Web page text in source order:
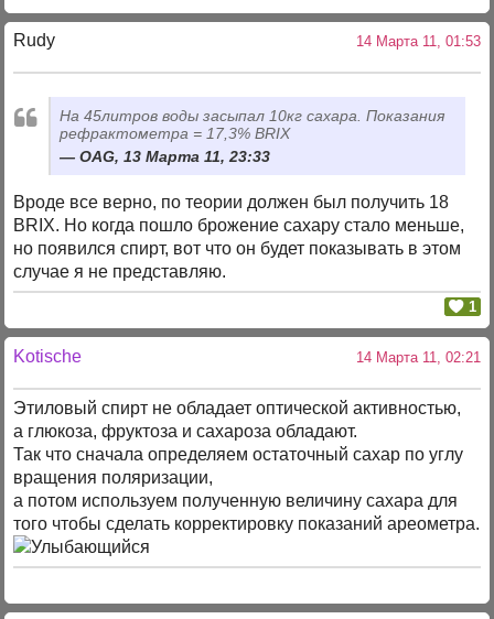
Rudy 14 Марта 11, 01:53
На 45литров воды засыпал 10кг сахара. Показания
рефрактометра = 17,3% BRIX
OAG, 13 Марта 11, 23:33
Вроде все верно, по теории должен был получить 18
BRIX. Но когда пошло брожение сахару стало меньше,
но появился спирт, вот что он будет показывать в этом
случае я не представляю.
1
Kotische 14 Марта 11, 02:21
Этиловый спирт не обладает оптической активностью,
а глюкоза, фруктоза и сахароза обладают.
Так что сначала определяем остаточный сахар по углу
вращения поляризации,
а потом используем полученную величину сахара для
того чтобы сделать корректировку показаний ареометра.